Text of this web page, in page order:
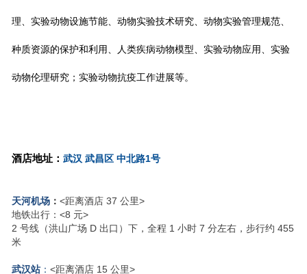
理、实验动物设施节能、动物实验技术研究、动物实验管理规范、
种质资源的保护和利用、人类疾病动物模型、实验动物应用、实验
动物伦理研究；实验动物抗疫工作进展等。
酒店地址： 武汉 武昌区 中北路1号
天河机场： <距离酒店 37 公里>
地铁出行：<8 元>
2 号线（洪山广场 D 出口）下，全程 1 小时 7 分左右，步行约 455
米
武汉站： <距离酒店 15 公里>